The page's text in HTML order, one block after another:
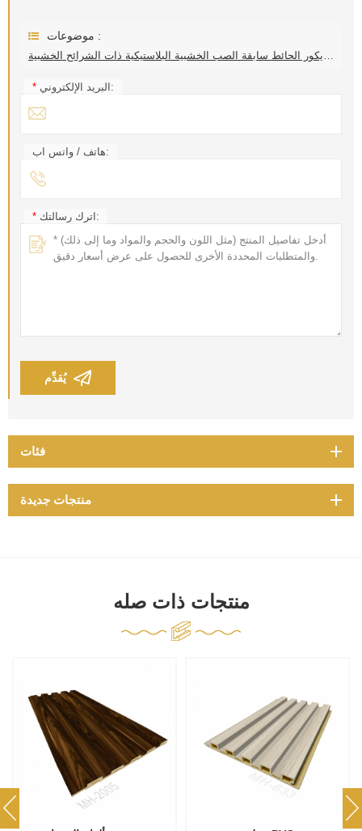
موضوعات :
* البريد الإلكتروني:
هاتف / واتس اب:
* اترك رسالتك:
يُقدِّم
فئات
منتجات جديدة
منتجات ذات صله